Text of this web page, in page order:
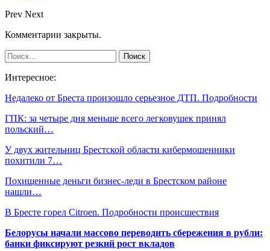
Prev Next
Комментарии закрыты.
Интересное:
Недалеко от Бреста произошло серьезное ДТП. Подробности
ГПК: за четыре дня меньше всего легковушек принял
польский…
У двух жительниц Брестской области кибермошенники
похитили 7…
Похищенные деньги бизнес-леди в Брестском районе
нашли…
В Бресте горел Citroen. Подробности происшествия
Белорусы начали массово переводить сбережения в рубли:
банки фиксируют резкий рост вкладов